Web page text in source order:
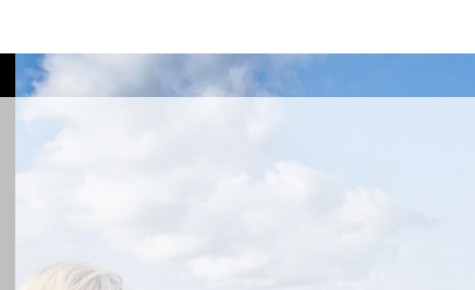
ため、1997年に日本国内でのリーフチェック古・大浦湾には、5,000種以上
ため、1997年に日本国内でのリーフチェック古・大浦湾には、5,000種以上
ため、1997年に日本国内でのリーフチェック古・大浦湾には、5,000種以上